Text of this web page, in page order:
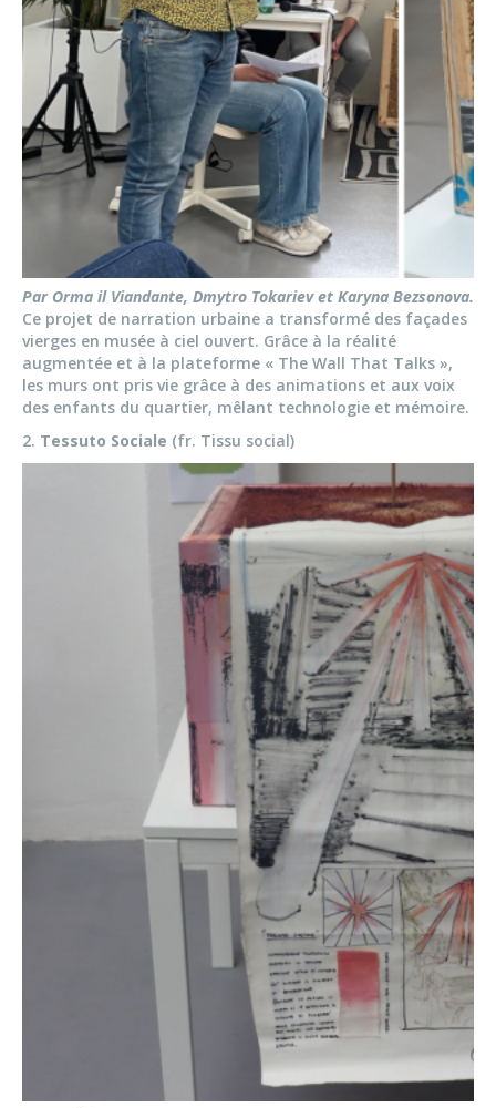
Par Orma il Viandante, Dmytro Tokariev et Karyna Bezsonova.
Ce projet de narration urbaine a transformé des façades
vierges en musée à ciel ouvert. Grâce à la réalité
augmentée et à la plateforme « The Wall That Talks »,
les murs ont pris vie grâce à des animations et aux voix
des enfants du quartier, mêlant technologie et mémoire.
2. Tessuto Sociale (fr. Tissu social)